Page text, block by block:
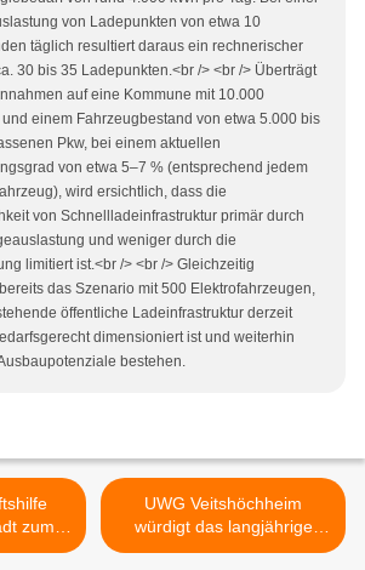
von Ladepunkten von etwa 10
täglich resultiert daraus ein rechnerischer
30 bis 35 Ladepunkten.<br /> <br /> Überträgt
auf eine Kommune mit 10.000
einem Fahrzeugbestand von etwa 5.000 bis
Pkw, bei einem aktuellen
von etwa 5–7 % (entsprechend jedem
wird ersichtlich, dass die
von Schnellladeinfrastruktur primär durch
und weniger durch die
limitiert ist.<br /> <br /> Gleichzeitig
das Szenario mit 500 Elektrofahrzeugen,
öffentliche Ladeinfrastruktur derzeit
dimensioniert ist und weiterhin
bestehen.
zum
Blick“
UWG Veitshöchheim
würdigt das langjährige
Engagement von Stefan